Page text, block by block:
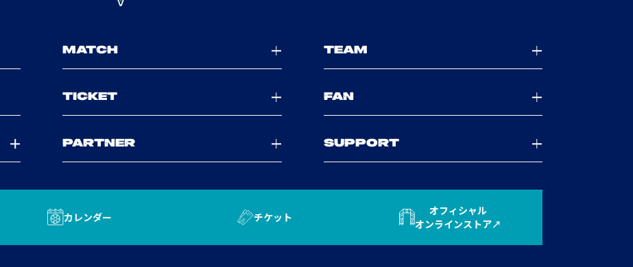
MATCH TEAM
TICKET FAN
PARTNER SUPPORT
カレンダー チケット
オフィシャル
オンラインストア